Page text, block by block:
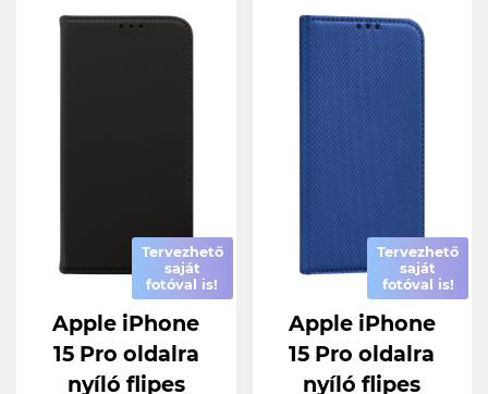
Tervezhető
saját
fotóval is!
Apple iPhone
15 Pro oldalra
nyíló flipes
Tervezhető
saját
fotóval is!
Apple iPhone
15 Pro oldalra
nyíló flipes